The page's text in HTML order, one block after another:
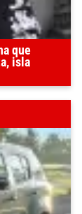
que
isla